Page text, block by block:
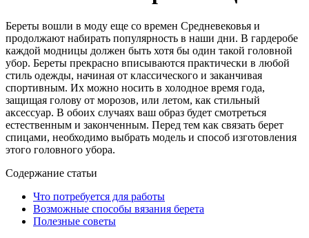
Береты вошли в моду еще со времен Средневековья и
продолжают набирать популярность в наши дни. В гардеробе
каждой модницы должен быть хотя бы один такой головной
убор. Береты прекрасно вписываются практически в любой
стиль одежды, начиная от классического и заканчивая
спортивным. Их можно носить в холодное время года,
защищая голову от морозов, или летом, как стильный
аксессуар. В обоих случаях ваш образ будет смотреться
естественным и законченным. Перед тем как связать берет
спицами, необходимо выбрать модель и способ изготовления
этого головного убора.
Содержание статьи
Что потребуется для работы
Возможные способы вязания берета
Полезные советы